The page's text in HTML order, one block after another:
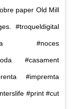
paper Old Mill
#troqueldigital
#noces
#casament
#impremta
#print #cut